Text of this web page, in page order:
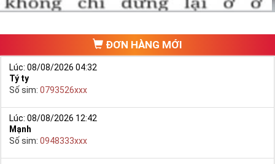
chưa phát triển, khách hàng muốn mua một sim số đẹp phải
trong một list.
ĐƠN HÀNG MỚI
Lúc: 08/08/2026 04:32
Tý ty
Số sim: 0793526xxx
Lúc: 08/08/2026 12:42
Mạnh
Số sim: 0948333xxx